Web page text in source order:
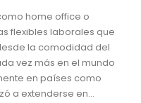
home office o
flexibles laborales que
la comodidad del
vez más en el mundo
en países como
a extenderse en...